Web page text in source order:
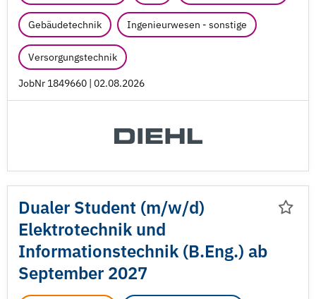
Gebäudetechnik Ingenieurwesen - sonstige
Versorgungstechnik
JobNr 1849660 | 02.08.2026
Dualer Student (m/w/d)
Elektrotechnik und
Informationstechnik (B.Eng.) ab
September 2027